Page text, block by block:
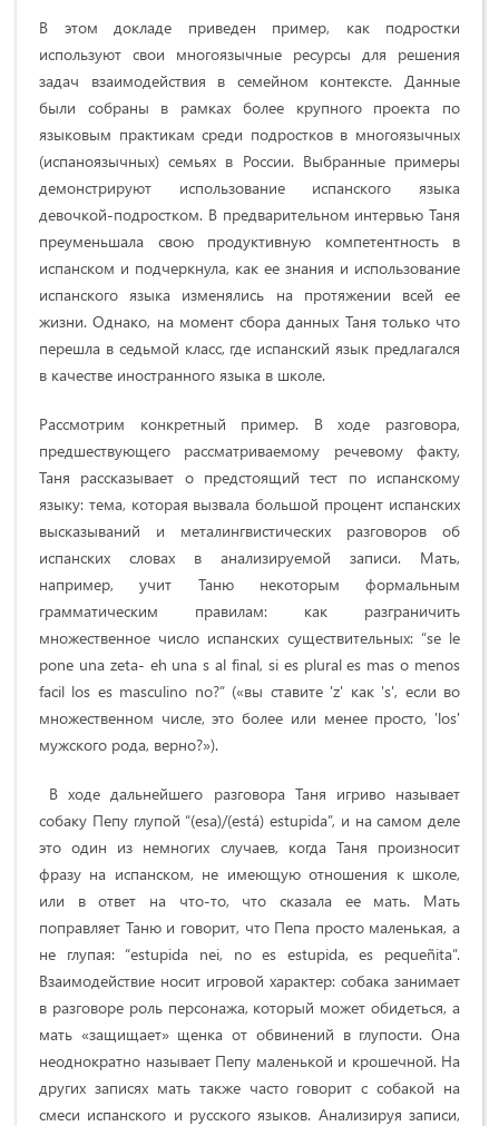
В этом докладе приведен пример, как подростки
используют свои многоязычные ресурсы для решения
задач взаимодействия в семейном контексте. Данные
были собраны в рамках более крупного проекта по
языковым практикам среди подростков в многоязычных
(испаноязычных) семьях в России. Выбранные примеры
демонстрируют использование испанского языка
девочкой-подростком. В предварительном интервью Таня
преуменьшала свою продуктивную компетентность в
испанском и подчеркнула, как ее знания и использование
испанского языка изменялись на протяжении всей ее
жизни. Однако, на момент сбора данных Таня только что
перешла в седьмой класс, где испанский язык предлагался
в качестве иностранного языка в школе.
Рассмотрим конкретный пример. В ходе разговора,
предшествующего рассматриваемому речевому факту,
Таня рассказывает о предстоящий тест по испанскому
языку: тема, которая вызвала большой процент испанских
высказываний и металингвистических разговоров об
испанских словах в анализируемой записи. Мать,
например, учит Таню некоторым формальным
грамматическим правилам: как разграничить
множественное число испанских существительных: “se le
pone una zeta- eh una s al final, si es plural es mas o menos
facil los es masculino no?” («вы ставите 'z' как 's', если во
множественном числе, это более или менее просто, 'los'
мужского рода, верно?»).
В ходе дальнейшего разговора Таня игриво называет
собаку Пепу глупой “(esa)/(está) estupida”, и на самом деле
это один из немногих случаев, когда Таня произносит
фразу на испанском, не имеющую отношения к школе,
или в ответ на что-то, что сказала ее мать. Мать
поправляет Таню и говорит, что Пепа просто маленькая, а
не глупая: “estupida nei, no es estupida, es pequeñita”.
Взаимодействие носит игровой характер: собака занимает
в разговоре роль персонажа, который может обидеться, а
мать «защищает» щенка от обвинений в глупости. Она
неоднократно называет Пепу маленькой и крошечной. На
других записях мать также часто говорит с собакой на
смеси испанского и русского языков. Анализируя записи,